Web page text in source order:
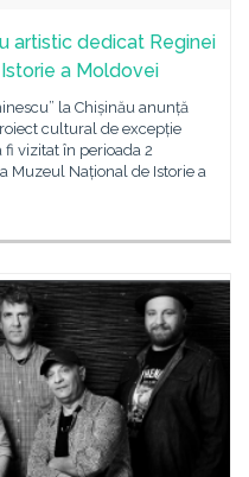
artistic dedicat Reginei
a Moldovei
la Chișinău anunță
cultural de excepție
vizitat în perioada 2
Muzeul Național de Istorie a